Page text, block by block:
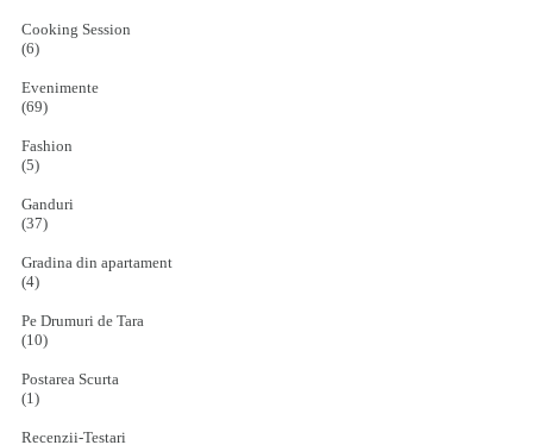
Cooking Session
(6)
Evenimente
(69)
Fashion
(5)
Ganduri
(37)
Gradina din apartament
(4)
Pe Drumuri de Tara
(10)
Postarea Scurta
(1)
Recenzii-Testari